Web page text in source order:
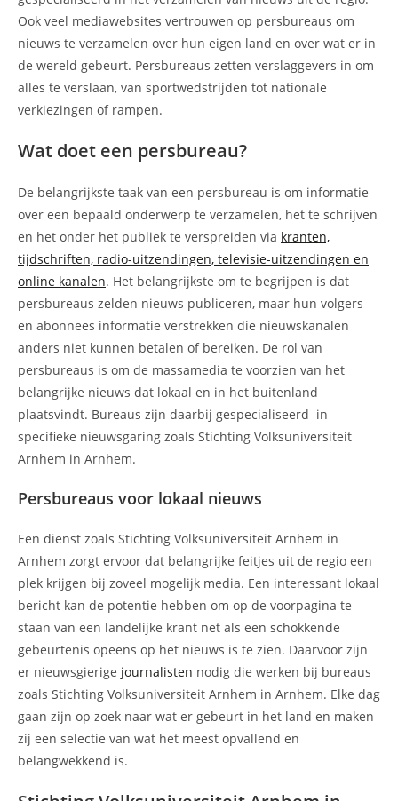
Ook veel mediawebsites vertrouwen op persbureaus om
nieuws te verzamelen over hun eigen land en over wat er in
de wereld gebeurt. Persbureaus zetten verslaggevers in om
alles te verslaan, van sportwedstrijden tot nationale
verkiezingen of rampen.
Wat doet een persbureau?
De belangrijkste taak van een persbureau is om informatie
over een bepaald onderwerp te verzamelen, het te schrijven
en het onder het publiek te verspreiden via kranten,
tijdschriften, radio-uitzendingen, televisie-uitzendingen en
online kanalen. Het belangrijkste om te begrijpen is dat
persbureaus zelden nieuws publiceren, maar hun volgers
en abonnees informatie verstrekken die nieuwskanalen
anders niet kunnen betalen of bereiken. De rol van
persbureaus is om de massamedia te voorzien van het
belangrijke nieuws dat lokaal en in het buitenland
plaatsvindt. Bureaus zijn daarbij gespecialiseerd in
specifieke nieuwsgaring zoals Stichting Volksuniversiteit
Arnhem in Arnhem.
Persbureaus voor lokaal nieuws
Een dienst zoals Stichting Volksuniversiteit Arnhem in
Arnhem zorgt ervoor dat belangrijke feitjes uit de regio een
plek krijgen bij zoveel mogelijk media. Een interessant lokaal
bericht kan de potentie hebben om op de voorpagina te
staan van een landelijke krant net als een schokkende
gebeurtenis opeens op het nieuws is te zien. Daarvoor zijn
er nieuwsgierige journalisten nodig die werken bij bureaus
zoals Stichting Volksuniversiteit Arnhem in Arnhem. Elke dag
gaan zijn op zoek naar wat er gebeurt in het land en maken
zij een selectie van wat het meest opvallend en
belangwekkend is.